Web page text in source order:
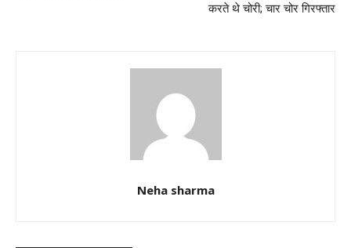
करते थे चोरी; चार चोर गिरफ्तार
Neha sharma